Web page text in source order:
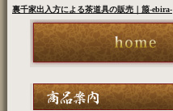
裏千家出入方による茶道具の販売｜箙-ebira-